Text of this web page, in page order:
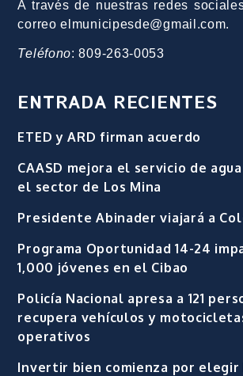
A través de nuestras redes
correo elmunicipesde@gmail.com.
Teléfono: 809-263-0053
ENTRADA RECIENTES
ETED y ARD firman acuerdo
CAASD mejora el servicio de
el sector de Los Mina
Presidente Abinader viajará a
Programa Oportunidad 14-24
1,000 jóvenes en el Cibao
Policía Nacional apresa a 121
recupera vehículos y
operativos
Invertir bien comienza por elegir